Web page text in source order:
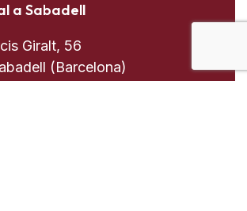
a Sabadell
Giralt, 56
(Barcelona)